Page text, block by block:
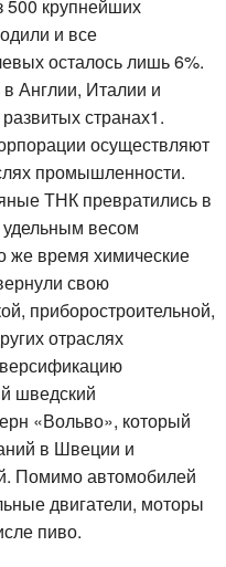
500 крупнейших
и все
осталось лишь 6%.
Англии, Италии и
странах1.
осуществляют
промышленности.
ТНК превратились в
весом
же время химические
свою
приборостроительной,
отраслях
шведский
«Вольво», который
в Швеции и
Помимо автомобилей
двигатели, моторы
пиво.